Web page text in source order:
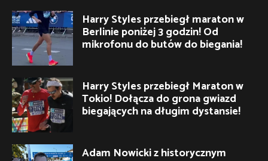
Harry Styles przebiegł maraton w
Berlinie poniżej 3 godzin! Od
mikrofonu do butów do biegania!
Harry Styles przebiegł Maraton w
Tokio! Dołącza do grona gwiazd
biegających na długim dystansie!
Adam Nowicki z historycznym